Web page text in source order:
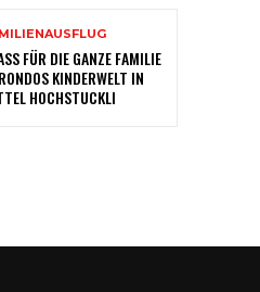
FÜR DIE GANZE FAMILIE
KINDERWELT IN
HOCHSTUCKLI